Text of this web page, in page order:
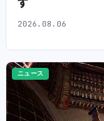
2026.08.06
ニュース